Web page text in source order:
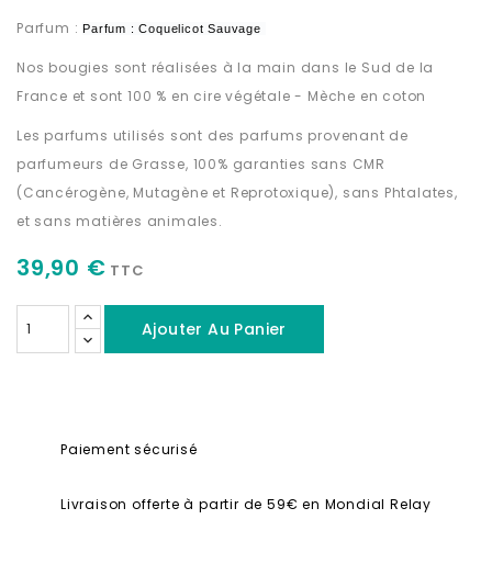
Parfum :Parfum : Coquelicot Sauvage
Nos bougies sont réalisées à la main dans le Sud de la
France et sont 100 % en cire végétale - Mèche en coton
Les parfums utilisés sont des parfums provenant de
parfumeurs de Grasse, 100% garanties sans CMR
(Cancérogène, Mutagène et Reprotoxique), sans Phtalates,
et sans matières animales.
39,90 € TTC
Ajouter Au Panier
Paiement sécurisé
Livraison offerte à partir de 59€ en Mondial Relay